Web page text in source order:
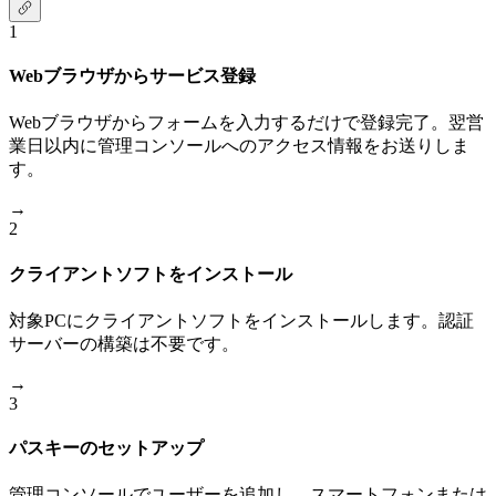
1
Webブラウザからサービス登録
Webブラウザからフォームを入力するだけで登録完了。翌営
業日以内に管理コンソールへのアクセス情報をお送りしま
す。
→
2
クライアントソフトをインストール
対象PCにクライアントソフトをインストールします。認証
サーバーの構築は不要です。
→
3
パスキーのセットアップ